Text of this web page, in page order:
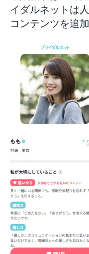
イダルネットは
コンテンツを追加